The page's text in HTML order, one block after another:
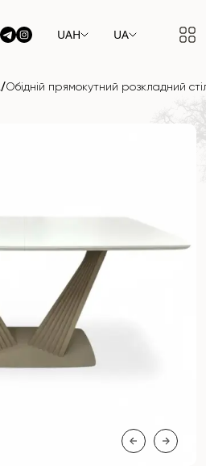
UAH UA
/Обідній прямокутний розкладний